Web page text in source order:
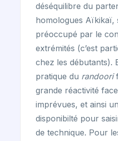
déséquilibre du
homologues Aïkikaï,
préoccupé par le
extrémités (c’est
chez les débutants).
pratique du randoori
grande réactivité
imprévues, et ainsi
disponibilté pour
de technique. Pour